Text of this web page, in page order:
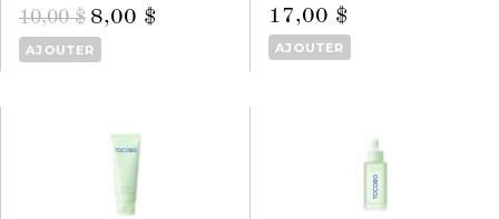
10,00 $ 8,00 $
AJOUTER
17,00 $
AJOUTER